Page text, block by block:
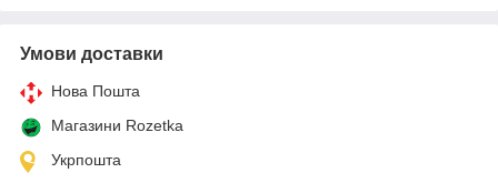
Умови доставки
Нова Пошта
Магазини Rozetka
Укрпошта